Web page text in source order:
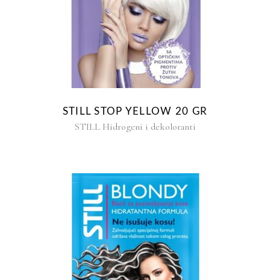
STILL STOP YELLOW 20 GR
STILL Hidrogeni i dekoloranti